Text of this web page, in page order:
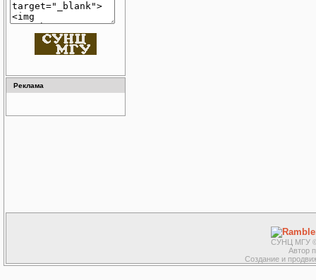
Реклама
СУНЦ МГУ ©
Автор
Создание и